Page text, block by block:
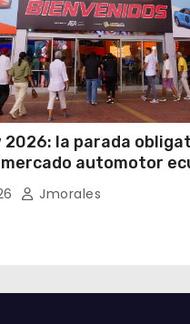
2026: la parada
automotor
Jmorales